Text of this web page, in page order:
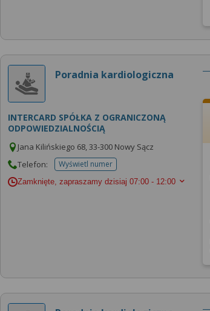
Poradnia kardiologiczna
INTERCARD SPÓŁKA Z OGRANICZONĄ
ODPOWIEDZIALNOŚCIĄ
Jana Kilińskiego 68, 33-300 Nowy Sącz
Telefon:
Wyświetl numertelefonu do placowki
Zamknięte, zapraszamy dzisiaj 07:00 - 12:00